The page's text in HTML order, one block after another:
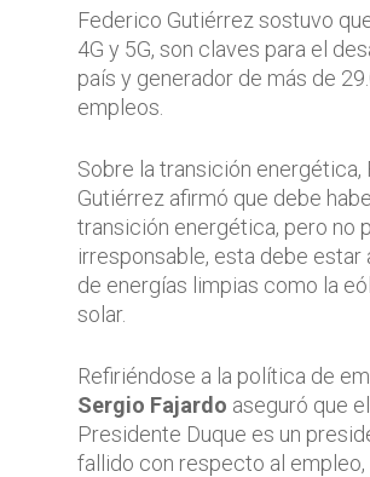
Federico Gutiérrez sostuvo
4G y 5G, son claves para el
país y generador de más de
empleos.
Sobre la transición energética,
Gutiérrez afirmó que debe
transición energética, pero no
irresponsable, esta debe estar
de energías limpias como la
solar.
Refiriéndose a la política de
Sergio Fajardo aseguró que el
Presidente Duque es un
fallido con respecto al empleo,